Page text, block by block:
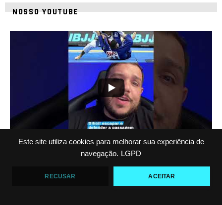
Este site utiliza cookies para melhorar sua experiência de
navegação. LGPD
RECUSAR ACEITAR
NOSSO YOUTUBE
Top 5 passadores de guarda no Jiu-Jitsu